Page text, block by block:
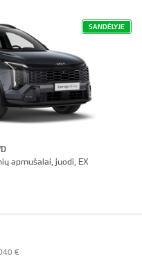
SANDĖLYJE
apmušalai, juodi, EX
€